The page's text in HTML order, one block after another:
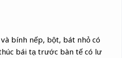
bính nếp, bột, bát nhỏ có
bái tạ trước bàn tế có lư